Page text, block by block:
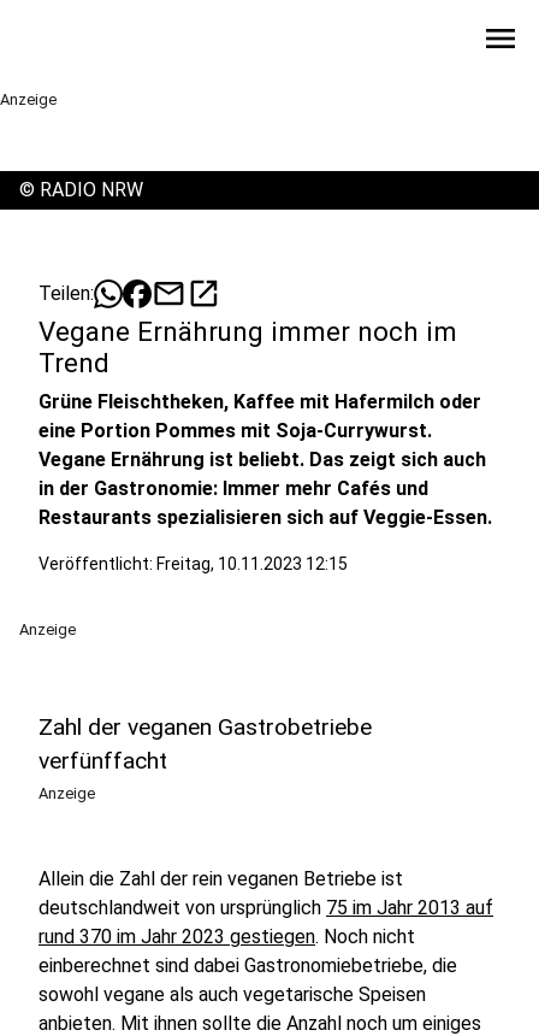
menu
Anzeige
© RADIO NRW
Teilen: mailopen_in_new
Vegane Ernährung immer noch im
Trend
Grüne Fleischtheken, Kaffee mit Hafermilch oder
eine Portion Pommes mit Soja-Currywurst.
Vegane Ernährung ist beliebt. Das zeigt sich auch
in der Gastronomie: Immer mehr Cafés und
Restaurants spezialisieren sich auf Veggie-Essen.
Veröffentlicht: Freitag, 10.11.2023 12:15
Anzeige
Zahl der veganen Gastrobetriebe
verfünffacht
Anzeige
Allein die Zahl der rein veganen Betriebe ist
deutschlandweit von ursprünglich 75 im Jahr 2013 auf
rund 370 im Jahr 2023 gestiegen. Noch nicht
einberechnet sind dabei Gastronomiebetriebe, die
sowohl vegane als auch vegetarische Speisen
anbieten. Mit ihnen sollte die Anzahl noch um einiges